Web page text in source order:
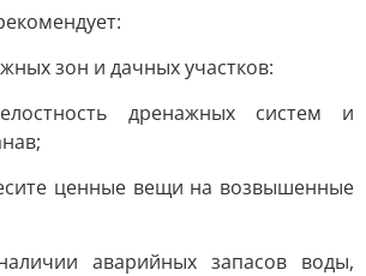
зон и дачных участков:
дренажных систем и
ценные вещи на возвышенные
аварийных запасов воды,